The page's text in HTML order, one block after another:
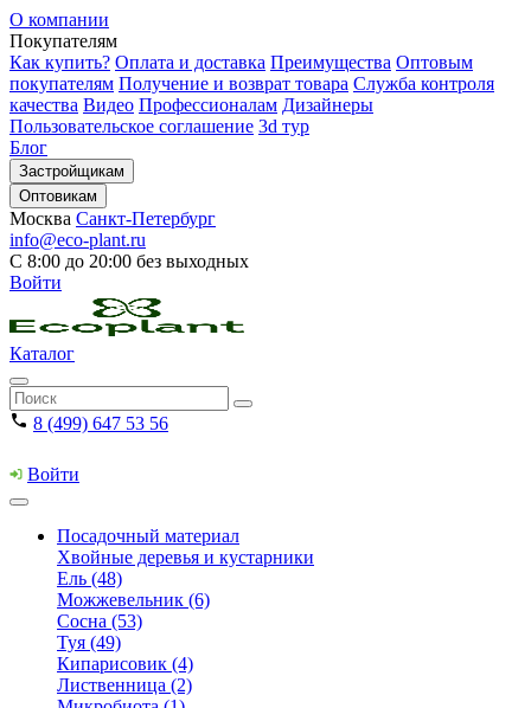
О компании
Покупателям
Как купить? Оплата и доставка Преимущества Оптовым
покупателям Получение и возврат товара Служба контроля
качества Видео Профессионалам Дизайнеры
Пользовательское соглашение 3d тур
Блог
Застройщикам
Оптовикам
Москва Санкт-Петербург
info@eco-plant.ru
С 8:00 до 20:00 без выходных
Войти
Каталог
8 (499) 647 53 56
Войти
Посадочный материал
Хвойные деревья и кустарники
Ель (48)
Можжевельник (6)
Сосна (53)
Туя (49)
Кипарисовик (4)
Лиственница (2)